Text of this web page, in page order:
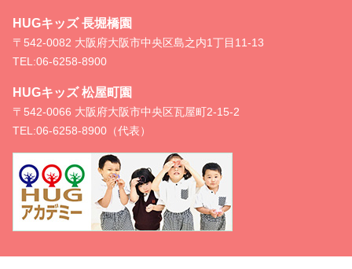
HUGキッズ 長堀橋園
〒542-0082 大阪府大阪市中央区島之内1丁目11-13
TEL:06-6258-8900
HUGキッズ 松屋町園
〒542-0066 大阪府大阪市中央区瓦屋町2-15-2
TEL:06-6258-8900（代表）